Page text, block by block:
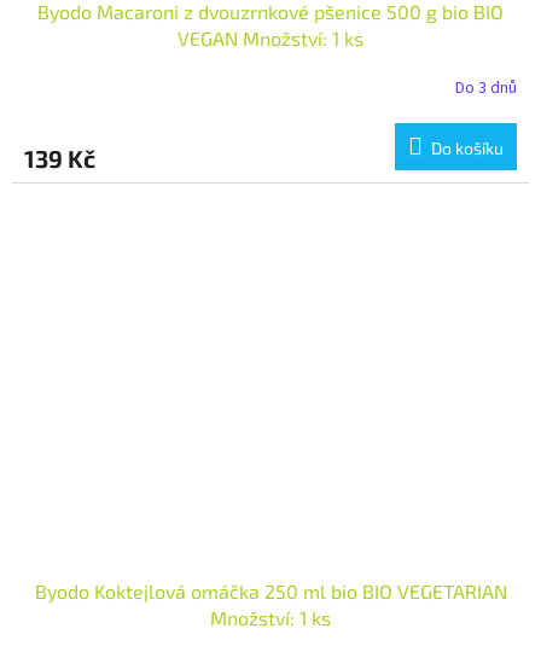
Byodo Macaroni z dvouzrnkové pšenice 500 g bio BIO
VEGAN Množství: 1 ks
Do 3 dnů
139 Kč Do košíku
Byodo Koktejlová omáčka 250 ml bio BIO VEGETARIAN
Množství: 1 ks